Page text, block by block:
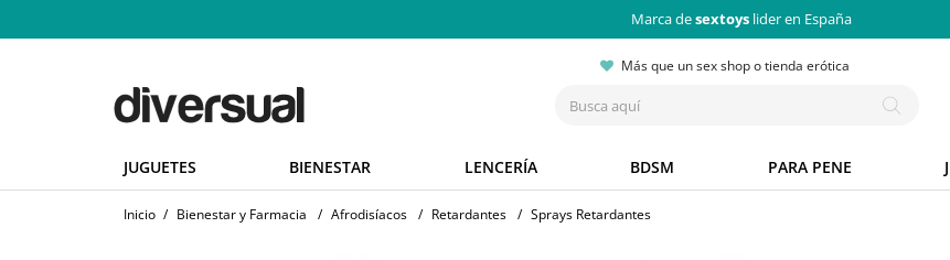
Marca desextoys lider en España
Más que un sex shop o tienda erótica
JUGUETES BIENESTAR LENCERÍA BDSM PARA PENE
Inicio / Bienestar y Farmacia / Afrodisíacos / Retardantes / Sprays Retardantes